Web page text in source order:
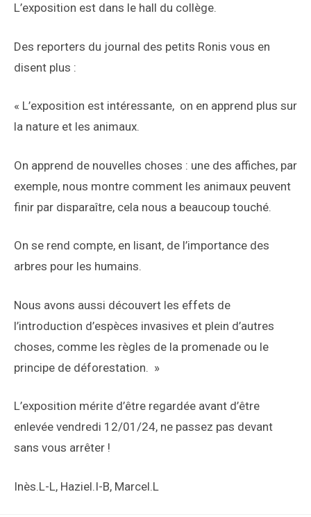
L’exposition est dans le hall du collège.
Des reporters du journal des petits Ronis vous en
disent plus :
« L’exposition est intéressante, on en apprend plus sur
la nature et les animaux.
On apprend de nouvelles choses : une des affiches, par
exemple, nous montre comment les animaux peuvent
finir par disparaître, cela nous a beaucoup touché.
On se rend compte, en lisant, de l’importance des
arbres pour les humains.
Nous avons aussi découvert les effets de
l’introduction d’espèces invasives et plein d’autres
choses, comme les règles de la promenade ou le
principe de déforestation. »
L’exposition mérite d’être regardée avant d’être
enlevée vendredi 12/01/24, ne passez pas devant
sans vous arrêter !
Inès.L-L, Haziel.I-B, Marcel.L